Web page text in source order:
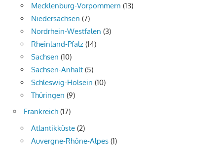
Mecklenburg-Vorpommern (13)
Niedersachsen (7)
Nordrhein-Westfalen (3)
Rheinland-Pfalz (14)
Sachsen (10)
Sachsen-Anhalt (5)
Schleswig-Holsein (10)
Thüringen (9)
Frankreich (17)
Atlantikküste (2)
Auvergne-Rhône-Alpes (1)